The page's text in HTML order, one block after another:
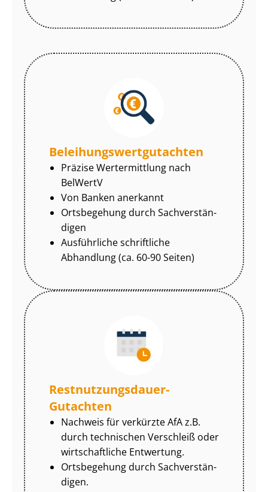
Be­lei­hungs­wert­gut­ach­ten
Präzise Wertermittlung nach
BelWertV
Von Banken anerkannt
Ortsbegehung durch Sach­ver­stän­
di­gen
Ausführliche schriftliche
Abhandlung (ca. 60-90 Seiten)
Rest­nut­zungs­dau­er-
Gutachten
Nachweis für verkürzte AfA z.B.
durch technischen Verschleiß oder
wirtschaftliche Entwertung.
Ortsbegehung durch Sach­ver­stän­
di­gen.